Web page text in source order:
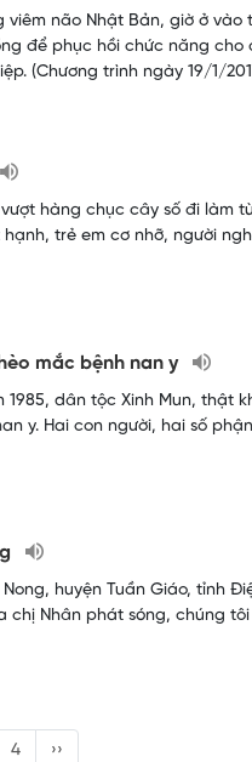
não Nhật Bản, giờ ở
để phục hồi chức năng
(Chương trình ngày 19/1/
hàng chục cây số đi làm
trẻ em cơ nhỡ, người
mắc bệnh nan y
1985, dân tộc Xinh Mun, thật
y. Hai con người, hai số
huyện Tuần Giáo, tỉnh
chị Nhân phát sóng, chúng
4 ››